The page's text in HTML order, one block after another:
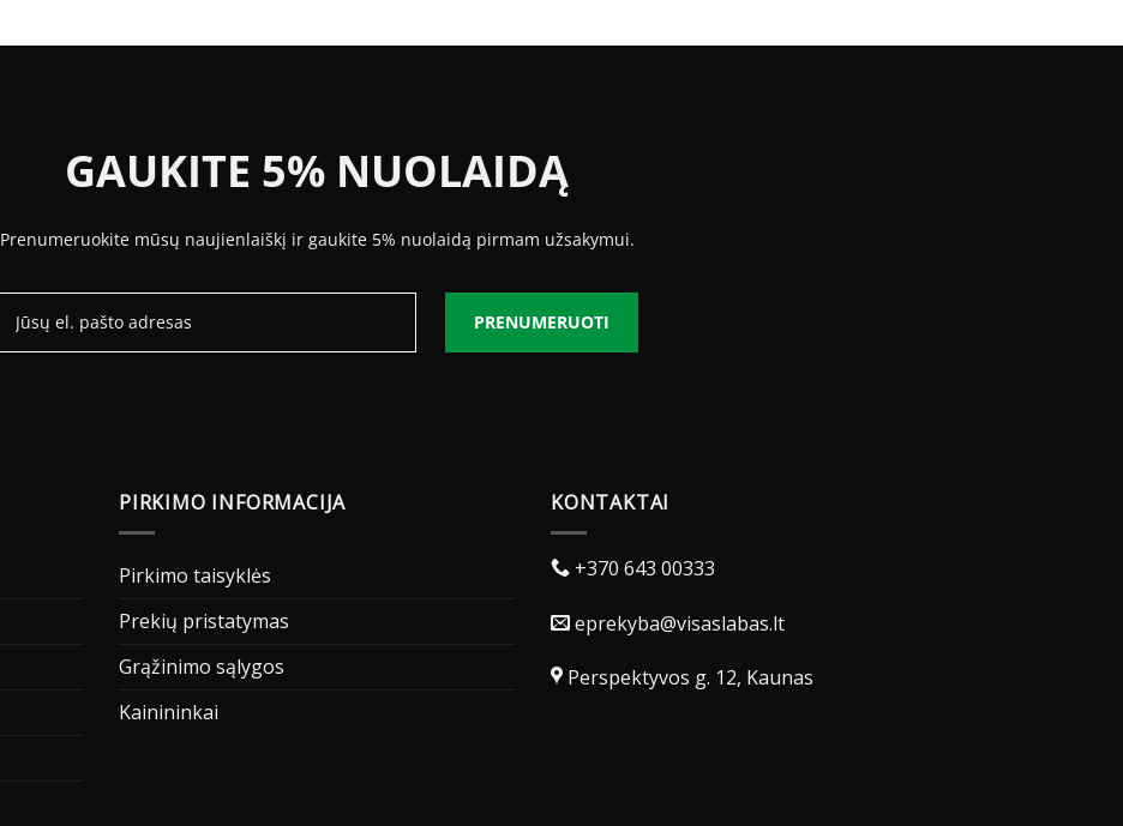
GAUKITE 5% NUOLAIDĄ
Prenumeruokite mūsų naujienlaiškį ir gaukite 5% nuolaidą pirmam užsakymui.
PRENUMERUOTI
PIRKIMO INFORMACIJA
Pirkimo taisyklės
Prekių pristatymas
Grąžinimo sąlygos
Kainininkai
KONTAKTAI
+370 643 00333
eprekyba@visaslabas.lt
Perspektyvos g. 12, Kaunas